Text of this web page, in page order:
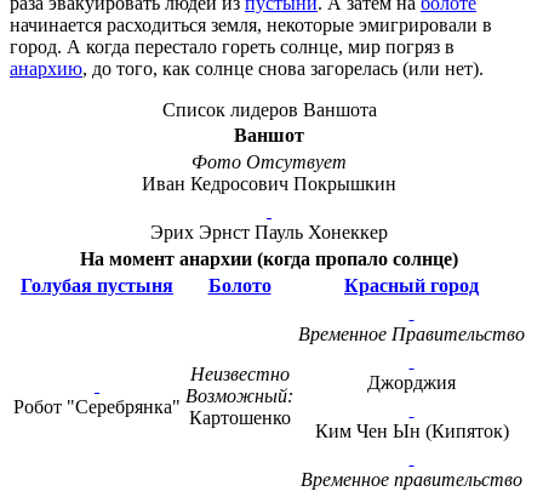
начинается расходиться земля, некоторые эмигрировали в
город. А когда перестало гореть солнце, мир погряз в
анархию, до того, как солнце снова загорелась (или нет).
Список лидеров Ваншота
Ваншот
Фото Отсутвует
Иван Кедросович Покрышкин
Эрих Эрнст Пауль Хонеккер
На момент анархии (когда пропало солнце)
Голубая пустыня
Болото Красный город
Робот "Серебрянка"
Неизвестно
Возможный:
Картошенко
Временное Правительство
Джорджия
Ким Чен Ын (Кипяток)
Временное правительство